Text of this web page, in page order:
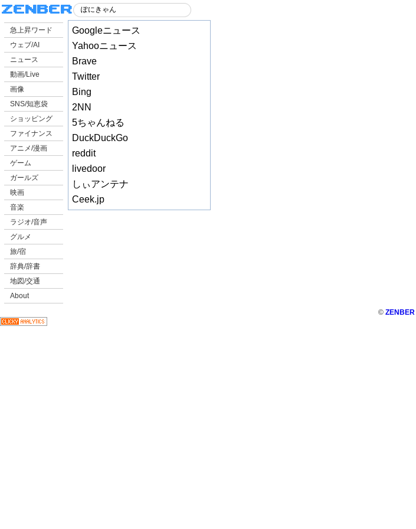
急上昇ワード
ウェブ/AI
ニュース
動画/Live
画像
SNS/知恵袋
ショッピング
ファイナンス
アニメ/漫画
ゲーム
ガールズ
映画
音楽
ラジオ/音声
グルメ
旅/宿
辞典/辞書
地図/交通
About
Googleニュース
Yahooニュース
Brave
Twitter
Bing
2NN
5ちゃんねる
DuckDuckGo
reddit
livedoor
しぃアンテナ
Ceek.jp
© ZENBER